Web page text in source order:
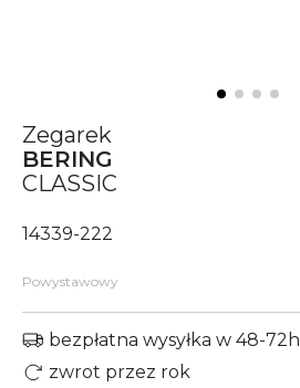
Zegarek
BERING
CLASSIC
14339-222
Powystawowy
bezpłatna wysyłka w 48-72h
zwrot przez rok